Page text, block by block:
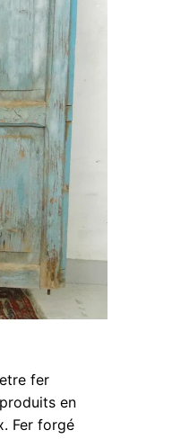
fer
en
Fer forgé